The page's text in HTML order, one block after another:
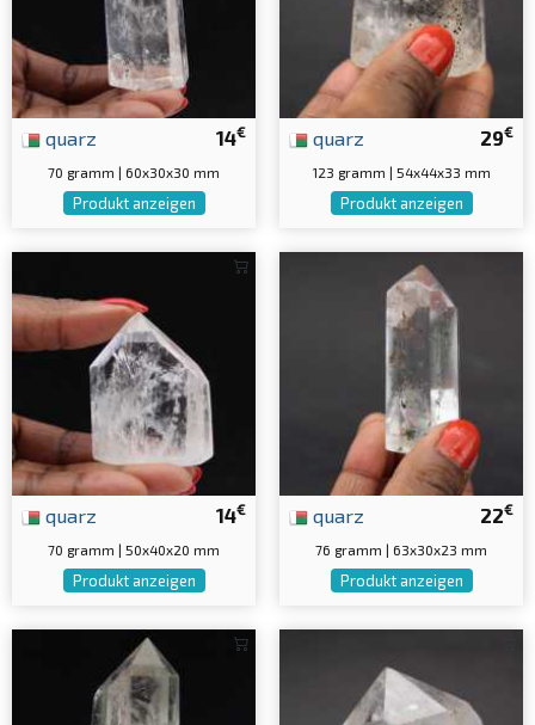
14€
quarz
70 gramm | 60x30x30 mm
Produkt anzeigen
29€
quarz
123 gramm | 54x44x33 mm
Produkt anzeigen
14€
quarz
70 gramm | 50x40x20 mm
Produkt anzeigen
22€
quarz
76 gramm | 63x30x23 mm
Produkt anzeigen